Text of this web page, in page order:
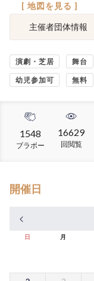
[ 地図を見る ]
主催者団体情報
演劇・芝居 舞台
幼児参加可 無料
1548
ブラボー
16629
回閲覧
開催日
日 月